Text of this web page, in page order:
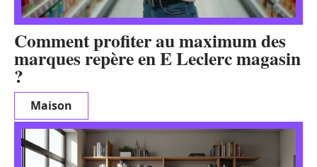
Comment profiter au maximum des
marques repère en E Leclerc magasin
?
Maison